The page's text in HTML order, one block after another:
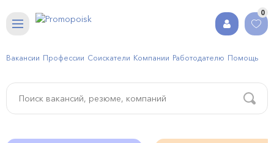
0
Вакансии Профессии Соискатели Компании Работодателю Помощь